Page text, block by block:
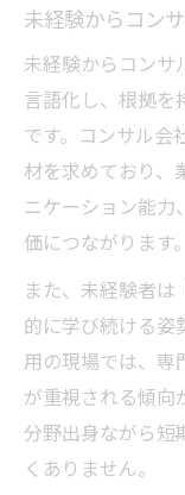
未経験からコン
未経験からコンサ
言語化し、根拠を
です。コンサル会
材を求めており、
ニケーション能力
価につながります。
また、未経験者
的に学び続ける姿
用の現場では、専
が重視される傾向
分野出身ながら短
くありません。